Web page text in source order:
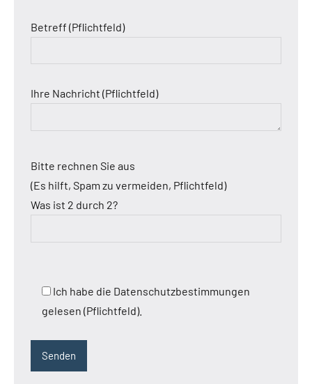
Betreff (Pflichtfeld)
Ihre Nachricht (Pflichtfeld)
Bitte rechnen Sie aus
(Es hilft, Spam zu vermeiden, Pflichtfeld)
Was ist 2 durch 2?
Ich habe die Datenschutzbestimmungen
gelesen (Pflichtfeld).